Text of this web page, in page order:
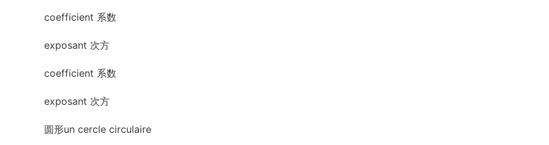
coefficient 系数
exposant 次方
coefficient 系数
exposant 次方
圆形un cercle circulaire